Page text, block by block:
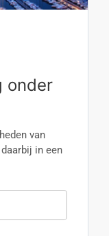
onder
van
in een